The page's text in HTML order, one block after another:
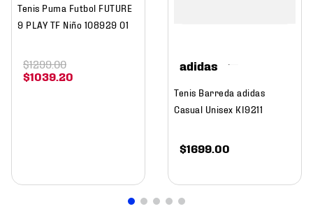
Tenis Puma Futbol FUTURE
9 PLAY TF Niño 108929 01
$1039 20
$1299.00 adidas
Tenis Barreda adidas
Casual Unisex KI9211
$1699 00